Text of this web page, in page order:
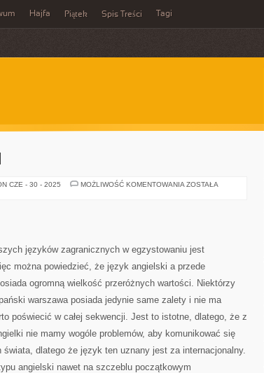
Hajfa Piątek Spis Treści Tagi
CZE - 30 - 2025 MOŻLIWOŚĆ KOMENTOWANIA JĘZYK
ZOSTAŁA
języków zagranicznych w egzystowaniu jest
można powiedzieć, że język angielski a przede
ogromną wielkość przeróżnych wartości. Niektórzy
warszawa posiada jedynie same zalety i nie ma
poświecić w całej sekwencji. Jest to istotne, dlatego, że z
nie mamy wogóle problemów, aby komunikować się
świata, dlatego że język ten uznany jest za internacjonalny.
angielski nawet na szczeblu początkowym